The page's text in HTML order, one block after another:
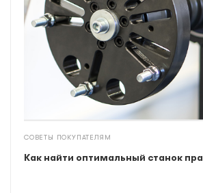
СОВЕТЫ ПОКУПАТЕЛЯМ
Как найти оптимальный станок